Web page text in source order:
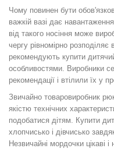
Чому повинен бути
важкій вазі дає
від такого носіння може
чергу рівномірно
рекомендують купити
особливостями. Виробники
рекомендації і втілили їх у
Звичайно товаровиробник
якістю технічних
подобатися дітям. Купити
хлопчисько і дівчисько
Незвичайні мордочки цікаві